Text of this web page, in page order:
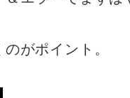
がポイント。